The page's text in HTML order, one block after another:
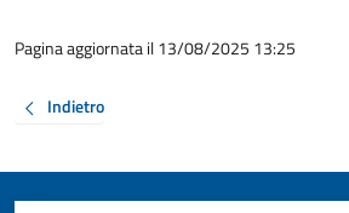
Pagina aggiornata il 13/08/2025 13:25
Indietro